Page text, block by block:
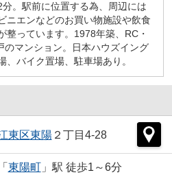
。駅前に位置する為、周辺には
ニエンなどのお買い物施設や飲食
整っています。1978年築、RC・
のマンション。日本ハウズイング
バイク置場、駐車場あり。
東区東陽２丁目4-28
「 東陽町」駅 徒歩1～6分